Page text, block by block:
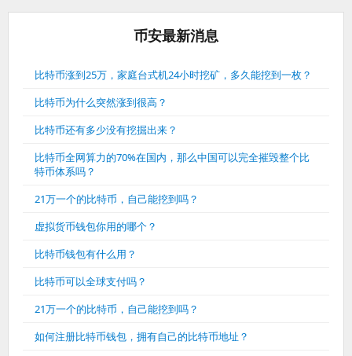
币安最新消息
比特币涨到25万，家庭台式机24小时挖矿，多久能挖到一枚？
比特币为什么突然涨到很高？
比特币还有多少没有挖掘出来？
比特币全网算力的70%在国内，那么中国可以完全摧毁整个比
特币体系吗？
21万一个的比特币，自己能挖到吗？
虚拟货币钱包你用的哪个？
比特币钱包有什么用？
比特币可以全球支付吗？
21万一个的比特币，自己能挖到吗？
如何注册比特币钱包，拥有自己的比特币地址？